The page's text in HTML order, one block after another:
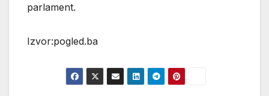
parlament.
Izvor:pogled.ba